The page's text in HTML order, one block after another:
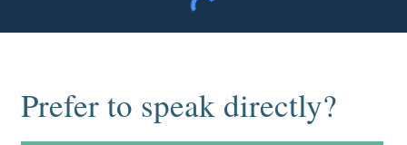
Prefer to speak directly?